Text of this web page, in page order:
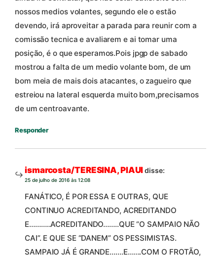
nossos medios volantes, segundo ele o estão
devendo, irá aproveitar a parada para reunir com a
comissão tecnica e avaliarem e ai tomar uma
posição, é o que esperamos.Pois jpgp de sabado
mostrou a falta de um medio volante bom, de um
bom meia de mais dois atacantes, o zagueiro que
estreiou na lateral esquerda muito bom,precisamos
de um centroavante.
Responder
ismarcosta/TERESINA, PIAUIdisse:
25 de julho de 2016 às 12:08
FANÁTICO, É POR ESSA E OUTRAS, QUE
CONTINUO ACREDITANDO, ACREDITANDO
E………..ACREDITANDO……..QUE “O SAMPAIO NÃO
CAI”. E QUE SE “DANEM” OS PESSIMISTAS.
SAMPAIO JÁ É GRANDE…….E…….COM O FROTÃO,